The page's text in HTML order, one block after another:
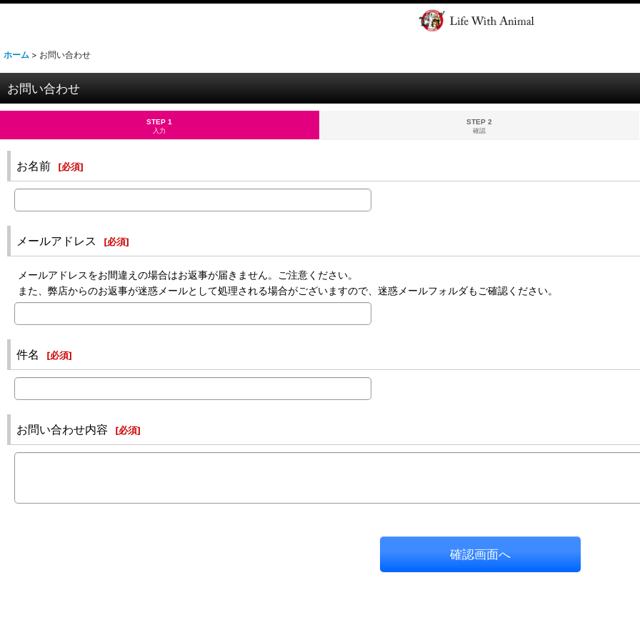
ホーム > お問い合わせ
お問い合わせ
STEP 1
入力
STEP 2
確認
お名前 [必須]
メールアドレス [必須]
メールアドレスをお間違えの場合はお返事が届きません。ご注意ください。
また、弊店からのお返事が迷惑メールとして処理される場合がございますので、迷惑メールフォルダもご確認ください。
件名 [必須]
お問い合わせ内容 [必須]
確認画面へ